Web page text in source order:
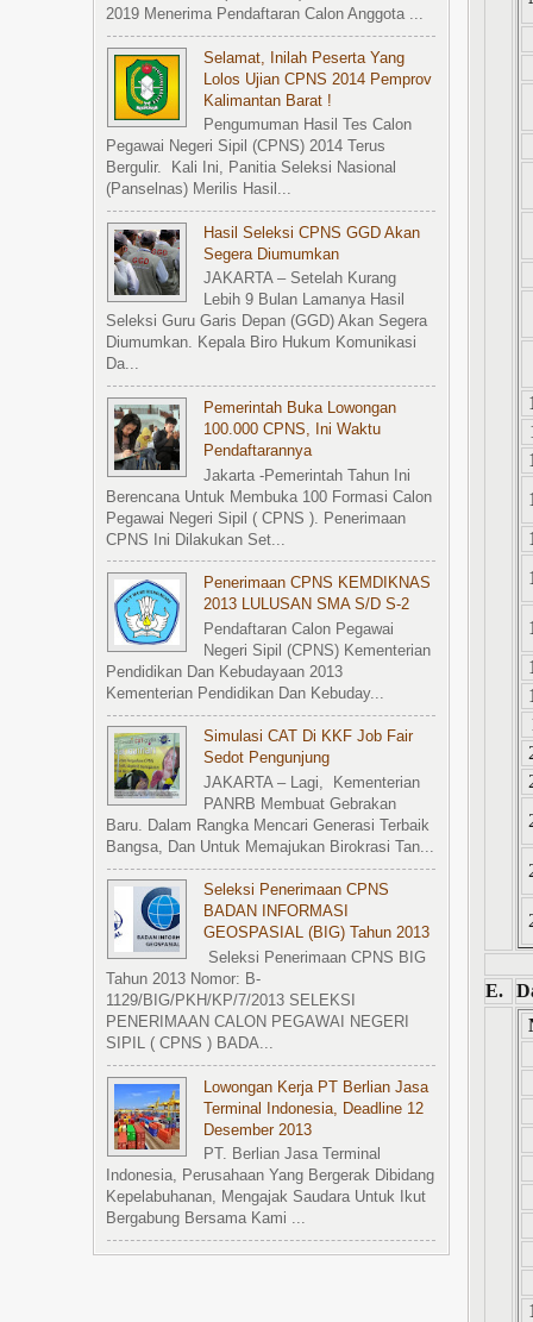
E.
2019 Menerima Pendaftaran Calon Anggota ...
Selamat, Inilah Peserta Yang
Lolos Ujian CPNS 2014 Pemprov
Kalimantan Barat !
Pengumuman Hasil Tes Calon
Pegawai Negeri Sipil (CPNS) 2014 Terus
Bergulir. Kali Ini, Panitia Seleksi Nasional
(Panselnas) Merilis Hasil...
Hasil Seleksi CPNS GGD Akan
Segera Diumumkan
JAKARTA – Setelah Kurang
Lebih 9 Bulan Lamanya Hasil
Seleksi Guru Garis Depan (GGD) Akan Segera
Diumumkan. Kepala Biro Hukum Komunikasi
Da...
Pemerintah Buka Lowongan
100.000 CPNS, Ini Waktu
Pendaftarannya
Jakarta -Pemerintah Tahun Ini
Berencana Untuk Membuka 100 Formasi Calon
Pegawai Negeri Sipil ( CPNS ). Penerimaan
CPNS Ini Dilakukan Set...
Penerimaan CPNS KEMDIKNAS
2013 LULUSAN SMA S/d S-2
Pendaftaran Calon Pegawai
Negeri Sipil (CPNS) Kementerian
Pendidikan Dan Kebudayaan 2013
Kementerian Pendidikan Dan Kebuday...
Simulasi CAT Di KKF Job Fair
Sedot Pengunjung
JAKARTA – Lagi, Kementerian
PANRB Membuat Gebrakan
Baru. Dalam Rangka Mencari Generasi Terbaik
Bangsa, Dan Untuk Memajukan Birokrasi Tan...
Seleksi Penerimaan CPNS
BADAN INFORMASI
GEOSPASIAL (BIG) Tahun 2013
Seleksi Penerimaan CPNS BIG
Tahun 2013 Nomor: B-
1129/BIG/PKH/KP/7/2013 SELEKSI
PENERIMAAN CALON PEGAWAI NEGERI
SIPIL ( CPNS ) BADA...
Lowongan Kerja PT Berlian Jasa
Terminal Indonesia, Deadline 12
Desember 2013
PT. Berlian Jasa Terminal
Indonesia, Perusahaan Yang Bergerak Dibidang
Kepelabuhanan, Mengajak Saudara Untuk Ikut
Bergabung Bersama Kami ...